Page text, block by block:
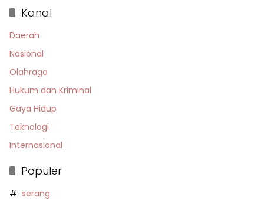
Kanal
Daerah
Nasional
Olahraga
Hukum dan Kriminal
Gaya Hidup
Teknologi
Internasional
Populer
serang